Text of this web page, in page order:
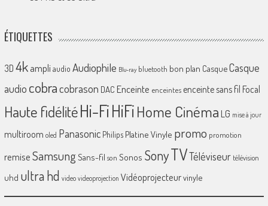
ÉTIQUETTES
3D 4k ampliaudio Audiophile Blu-ray bluetooth bon plan CasqueCasque
audio cobracobrason DAC Enceinte enceintes enceinte sans fil Focal
Haute fidélitéHi-FiHiFiHome Cinéma LG mise à jour
multiroom oled Panasonic Philips Platine Vinyle promo promotion
remiseSamsungSans-fil son Sonos SonyTVTéléviseur télévision
uhd ultra hd video videoprojection Vidéoprojecteurvinyle